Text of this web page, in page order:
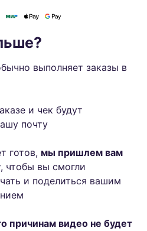
выполняет заказы в
и чек будут
почту
готов, мы пришлем вам
, чтобы вы смогли
и поделиться вашим
причинам видео не будет